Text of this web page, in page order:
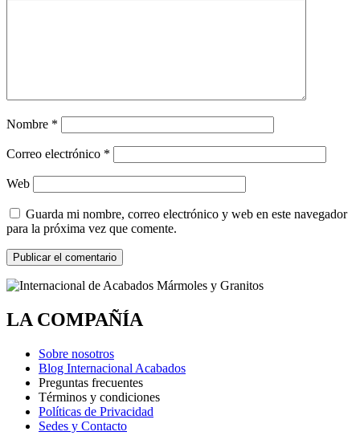
Nombre *
Correo electrónico *
Web
Guarda mi nombre, correo electrónico y web en este navegador
para la próxima vez que comente.
LA COMPAÑÍA
Sobre nosotros
Blog Internacional Acabados
Preguntas frecuentes
Términos y condiciones
Políticas de Privacidad
Sedes y Contacto